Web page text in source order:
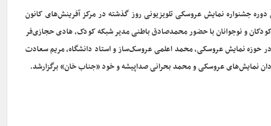
دوره جشنواره نمایش عروسکی تلویزیونی روز گذشته در مرکز آفرینش‌های کانون
و نوجوانان با حضور محمدصادق باطنی مدیر شبکه کودک، هادی حجازی‌فر
در حوزه نمایش عروسکی، محمد اعلمی عروسک‌ساز و استاد دانشگاه، مریم سعادت
نمایش‌های عروسکی و محمد بحرانی صداپیشه و خود «جناب خان» برگزارشد.